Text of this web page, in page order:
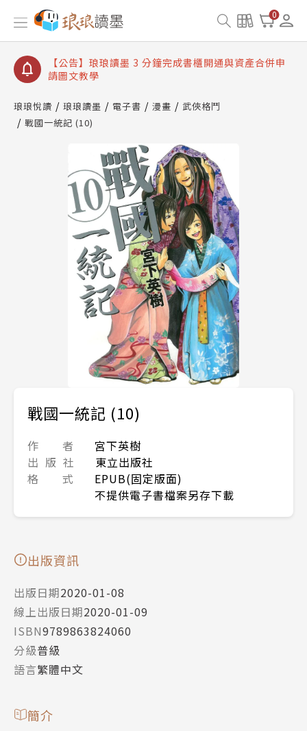
0
【公告】琅琅讀墨數位閱讀資產合併與書櫃開通申請
【公告】琅琅讀墨書櫃開通常見問題
【公告】琅琅讀墨 3 分鐘完成書櫃開通與資產合併申
請圖文教學
查詢
【公告】琅琅讀墨數位閱讀資產合併與書櫃開通申請
琅琅悅讀 琅琅讀墨 電子書 漫畫
武俠格鬥
戰國一統記 (10)
戰國一統記 (10)
作 者
宮下英樹
出 版 社
東立出版社
格 式
EPUB(固定版面)
不提供電子書檔案另存下載
出版資訊
出版日期2020-01-08
線上出版日期2020-01-09
ISBN9789863824060
分級普級
語言繁體中文
簡介